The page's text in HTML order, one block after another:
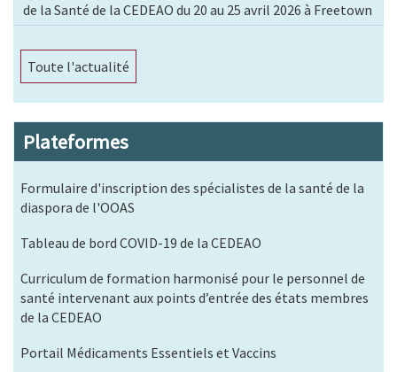
de la Santé de la CEDEAO du 20 au 25 avril 2026 à Freetown
Toute l'actualité
Plateformes
Formulaire d'inscription des spécialistes de la santé de la
diaspora de l'OOAS
Tableau de bord COVID-19 de la CEDEAO
Curriculum de formation harmonisé pour le personnel de
santé intervenant aux points d’entrée des états membres
de la CEDEAO
Portail Médicaments Essentiels et Vaccins